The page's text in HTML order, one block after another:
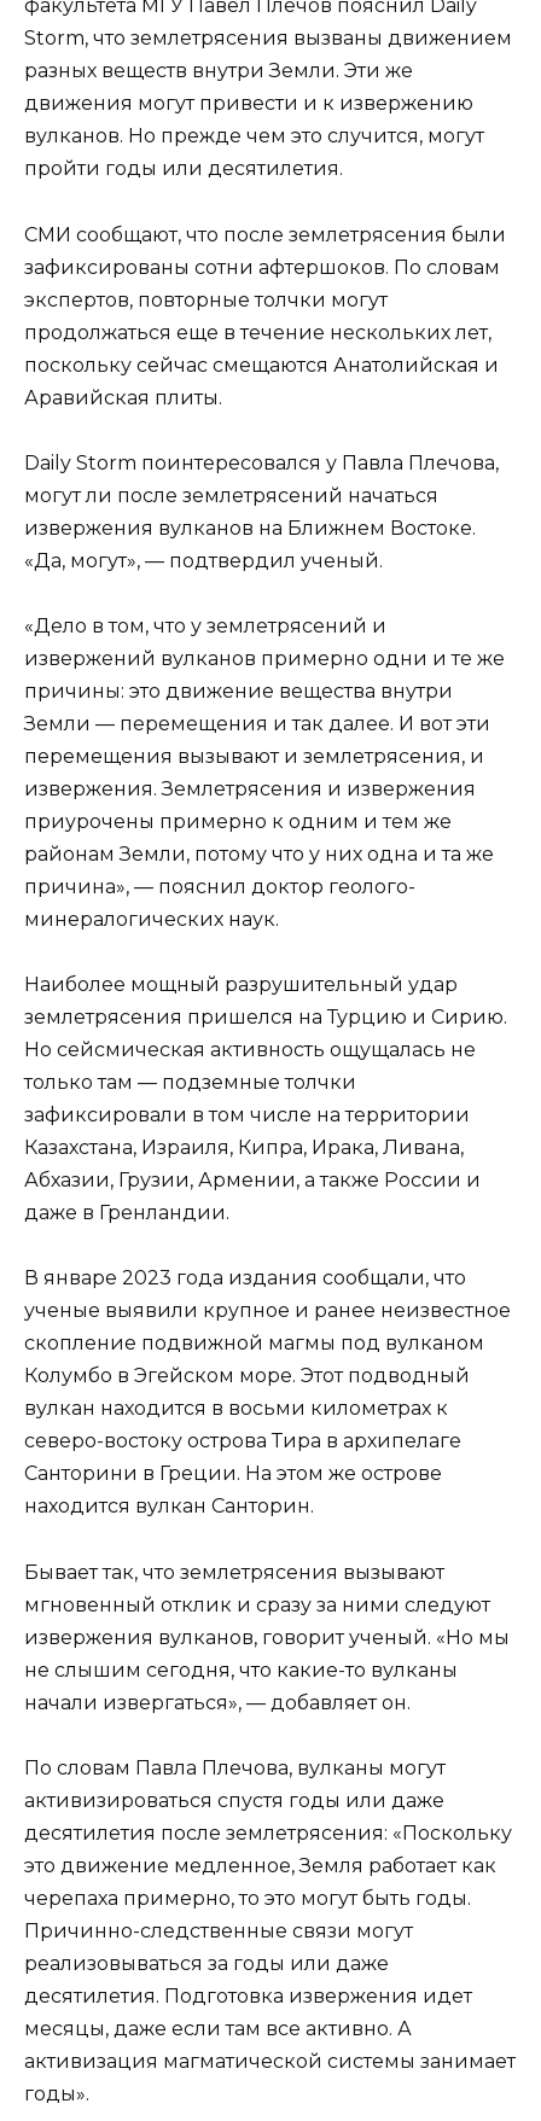
факультета МГУ Павел Плечов пояснил Daily
Storm, что землетрясения вызваны движением
разных веществ внутри Земли. Эти же
движения могут привести и к извержению
вулканов. Но прежде чем это случится, могут
пройти годы или десятилетия.
СМИ сообщают, что после землетрясения были
зафиксированы сотни афтершоков. По словам
экспертов, повторные толчки могут
продолжаться еще в течение нескольких лет,
поскольку сейчас смещаются Анатолийская и
Аравийская плиты.
Daily Storm поинтересовался у Павла Плечова,
могут ли после землетрясений начаться
извержения вулканов на Ближнем Востоке.
«Да, могут», — подтвердил ученый.
«Дело в том, что у землетрясений и
извержений вулканов примерно одни и те же
причины: это движение вещества внутри
Земли — перемещения и так далее. И вот эти
перемещения вызывают и землетрясения, и
извержения. Землетрясения и извержения
приурочены примерно к одним и тем же
районам Земли, потому что у них одна и та же
причина», — пояснил доктор геолого-
минералогических наук.
Наиболее мощный разрушительный удар
землетрясения пришелся на Турцию и Сирию.
Но сейсмическая активность ощущалась не
только там — подземные толчки
зафиксировали в том числе на территории
Казахстана, Израиля, Кипра, Ирака, Ливана,
Абхазии, Грузии, Армении, а также России и
даже в Гренландии.
В январе 2023 года издания сообщали, что
ученые выявили крупное и ранее неизвестное
скопление подвижной магмы под вулканом
Колумбо в Эгейском море. Этот подводный
вулкан находится в восьми километрах к
северо-востоку острова Тира в архипелаге
Санторини в Греции. На этом же острове
находится вулкан Санторин.
Бывает так, что землетрясения вызывают
мгновенный отклик и сразу за ними следуют
извержения вулканов, говорит ученый. «Но мы
не слышим сегодня, что какие-то вулканы
начали извергаться», — добавляет он.
По словам Павла Плечова, вулканы могут
активизироваться спустя годы или даже
десятилетия после землетрясения: «Поскольку
это движение медленное, Земля работает как
черепаха примерно, то это могут быть годы.
Причинно-следственные связи могут
реализовываться за годы или даже
десятилетия. Подготовка извержения идет
месяцы, даже если там все активно. А
активизация магматической системы занимает
годы».